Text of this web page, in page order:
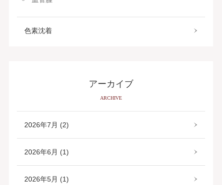
色素沈着
アーカイブ
ARCHIVE
2026年7月 (2)
2026年6月 (1)
2026年5月 (1)